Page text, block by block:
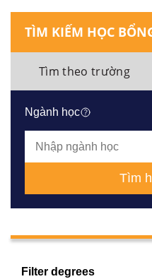
TÌM KIẾM HỌC
Tìm theo trường
Ngành học
Tìm
Filter degrees